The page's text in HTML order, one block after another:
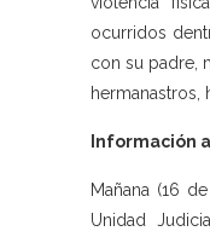
ocurridos
con su padre,
hermanastros,
Información
Mañana (16
Unidad